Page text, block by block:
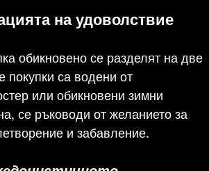
на удоволствие
обикновено се разделят на две
покупки са водени от
или обикновени зимни
се ръководи от желанието за
и забавление.